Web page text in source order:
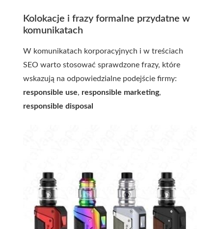
Kolokacje i frazy formalne przydatne w
komunikatach
W komunikatach korporacyjnych i w treściach
SEO warto stosować sprawdzone frazy, które
wskazują na odpowiedzialne podejście firmy:
responsible use, responsible marketing,
responsible disposal